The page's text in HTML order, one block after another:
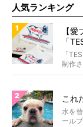
人気ランキング
【
「
「
制作
これ
水を
ール